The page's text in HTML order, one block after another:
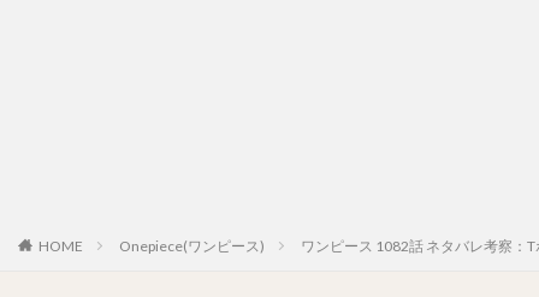
HOME Onepiece(ワンピース) ワンピース 1082話 ネタバレ考察：